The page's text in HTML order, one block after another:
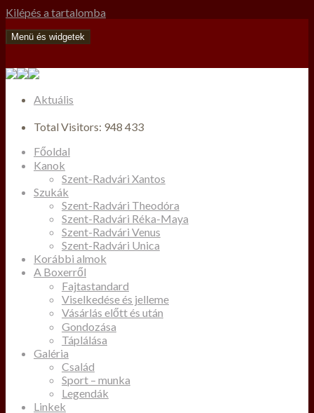
Kilépés a tartalomba
Menü és widgetek
Aktuális
Total Visitors: 948 433
Főoldal
Kanok
Szent-Radvári Xantos
Szukák
Szent-Radvári Theodóra
Szent-Radvári Réka-Maya
Szent-Radvári Venus
Szent-Radvári Unica
Korábbi almok
A Boxerről
Fajtastandard
Viselkedése és jelleme
Vásárlás előtt és után
Gondozása
Táplálása
Galéria
Család
Sport – munka
Legendák
Linkek